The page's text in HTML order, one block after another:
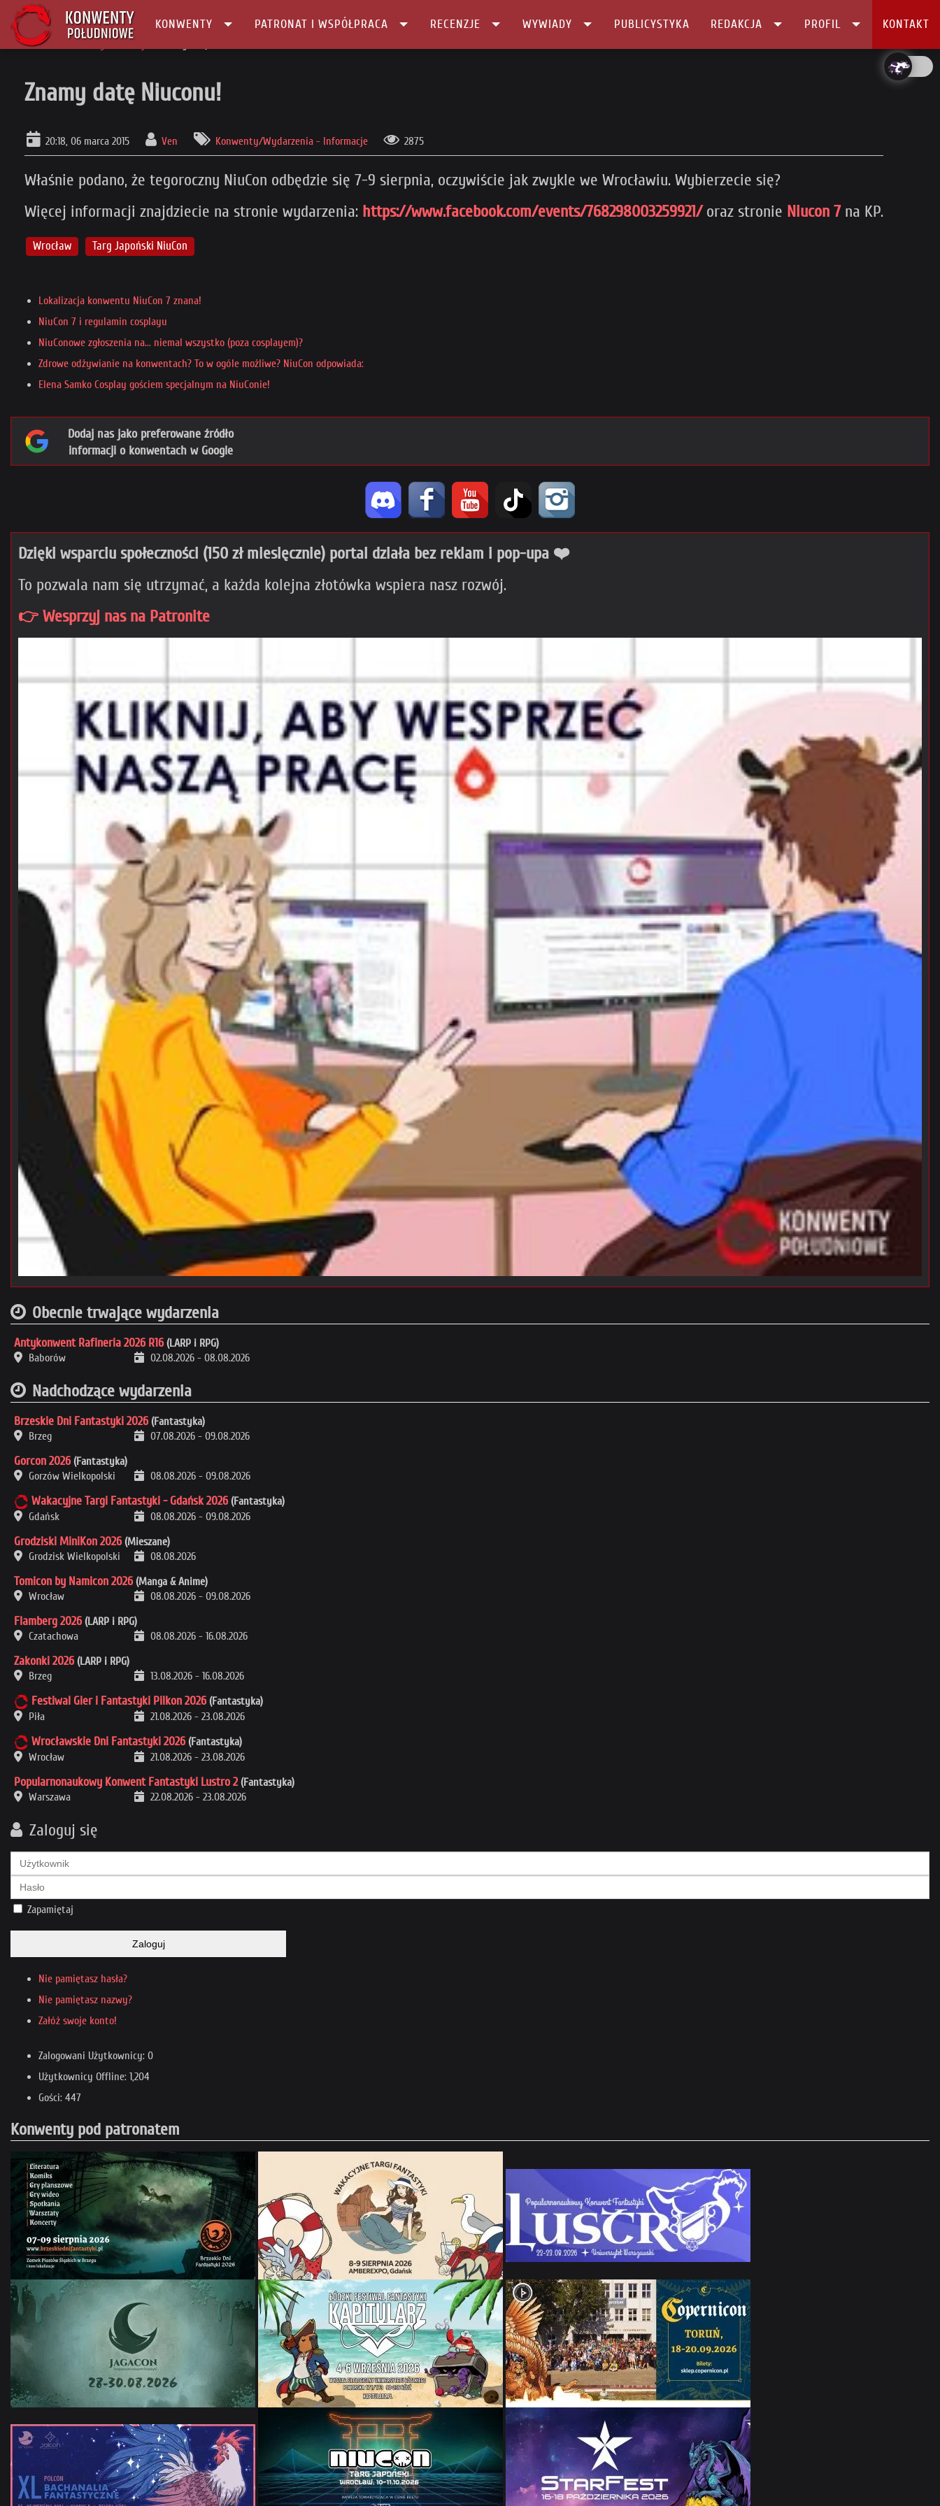
KONWENTY PATRONAT I WSPÓŁPRACA RECENZJE WYWIADY PUBLICYSTYKA REDAKCJA PROFIL KONTAKT
Główna
Znamy datę Niuconu!
20:18, 06 marca 2015 Ven Konwenty/Wydarzenia - Informacje 2875
Właśnie podano, że tegoroczny NiuCon odbędzie się 7-9 sierpnia, oczywiście jak zwykle we Wrocławiu. Wybierzecie się?
Więcej informacji znajdziecie na stronie wydarzenia: https://www.facebook.com/events/768298003259921/oraz stronie Niucon 7na KP.
Wrocław Targ Japoński NiuCon
Lokalizacja konwentu NiuCon 7 znana!
NiuCon 7 i regulamin cosplayu
NiuConowe zgłoszenia na... niemal wszystko (poza cosplayem)?
Zdrowe odżywianie na konwentach? To w ogóle możliwe? NiuCon odpowiada:
Elena Samko Cosplay gościem specjalnym na NiuConie!
Dodaj nas jako preferowane źródło
informacji o konwentach w Google
Dzięki wsparciu społeczności (150 zł miesięcznie) portal działa bez reklam i pop-upa ❤️
To pozwala nam się utrzymać, a każda kolejna złotówka wspiera nasz rozwój.
👉 Wesprzyj nas na Patronite
Obecnie trwające wydarzenia
Antykonwent Rafineria 2026 R16 (LARP i RPG)
Baborów
02.08.2026 - 08.08.2026
Nadchodzące wydarzenia
Brzeskie Dni Fantastyki 2026 (Fantastyka)
Brzeg
07.08.2026 - 09.08.2026
Gorcon 2026 (Fantastyka)
Gorzów Wielkopolski
08.08.2026 - 09.08.2026
Wakacyjne Targi Fantastyki - Gdańsk 2026 (Fantastyka)
Gdańsk
08.08.2026 - 09.08.2026
Grodziski MiniKon 2026 (Mieszane)
Grodzisk Wielkopolski
08.08.2026
Tomicon by Namicon 2026 (Manga & Anime)
Wrocław
08.08.2026 - 09.08.2026
Flamberg 2026 (LARP i RPG)
Czatachowa
08.08.2026 - 16.08.2026
Zakonki 2026 (LARP i RPG)
Brzeg
13.08.2026 - 16.08.2026
Festiwal Gier i Fantastyki Pilkon 2026 (Fantastyka)
Piła
21.08.2026 - 23.08.2026
Wrocławskie Dni Fantastyki 2026 (Fantastyka)
Wrocław
21.08.2026 - 23.08.2026
Popularnonaukowy Konwent Fantastyki Lustro 2 (Fantastyka)
Warszawa
22.08.2026 - 23.08.2026
Zaloguj się
Zapamiętaj
Zaloguj
Nie pamiętasz hasła?
Nie pamiętasz nazwy?
Załóż swoje konto!
Zalogowani Użytkownicy: 0
Użytkownicy Offline: 1,204
Gości: 447
Konwenty pod patronatem